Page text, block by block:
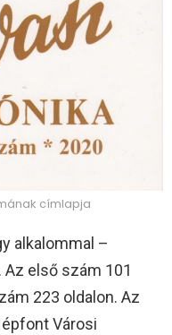
címlapja
alkalommal –
Az első szám 101
223 oldalon. Az
Városi